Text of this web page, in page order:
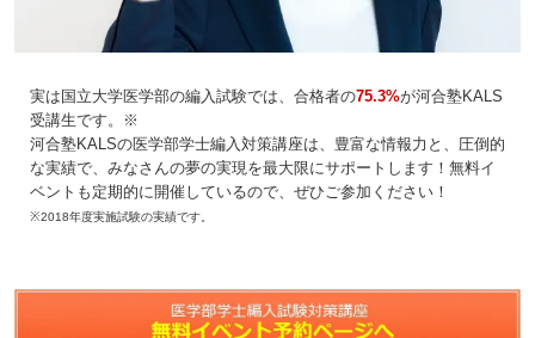
実は国立大学医学部の編入試験では、合格者の75.3%が河合塾KALS
受講生です。※
河合塾KALSの医学部学士編入対策講座は、豊富な情報力と、圧倒的
な実績で、みなさんの夢の実現を最大限にサポートします！無料イ
ベントも定期的に開催しているので、ぜひご参加ください！
※2018年度実施試験の実績です。